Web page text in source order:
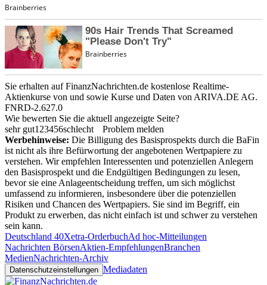
Sie erhalten auf FinanzNachrichten.de kostenlose Realtime-
Aktienkurse von und sowie Kurse und Daten vonARIVA.DE AG.
FNRD-2.627.0
Wie bewerten Sie die aktuell angezeigte Seite?
sehr gut123456schlecht
Problem melden
Werbehinweise: Die Billigung des Basisprospekts durch die BaFin
ist nicht als ihre Befürwortung der angebotenen Wertpapiere zu
verstehen. Wir empfehlen Interessenten und potenziellen Anlegern
den Basisprospekt und die Endgültigen Bedingungen zu lesen,
bevor sie eine Anlageentscheidung treffen, um sich möglichst
umfassend zu informieren, insbesondere über die potenziellen
Risiken und Chancen des Wertpapiers. Sie sind im Begriff, ein
Produkt zu erwerben, das nicht einfach ist und schwer zu verstehen
sein kann.
Deutschland 40Xetra-OrderbuchAd hoc-Mitteilungen
Nachrichten BörsenAktien-EmpfehlungenBranchen
MedienNachrichten-Archiv
Datenschutzeinstellungen Mediadaten